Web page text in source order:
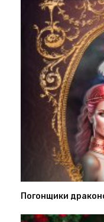
Погонщики